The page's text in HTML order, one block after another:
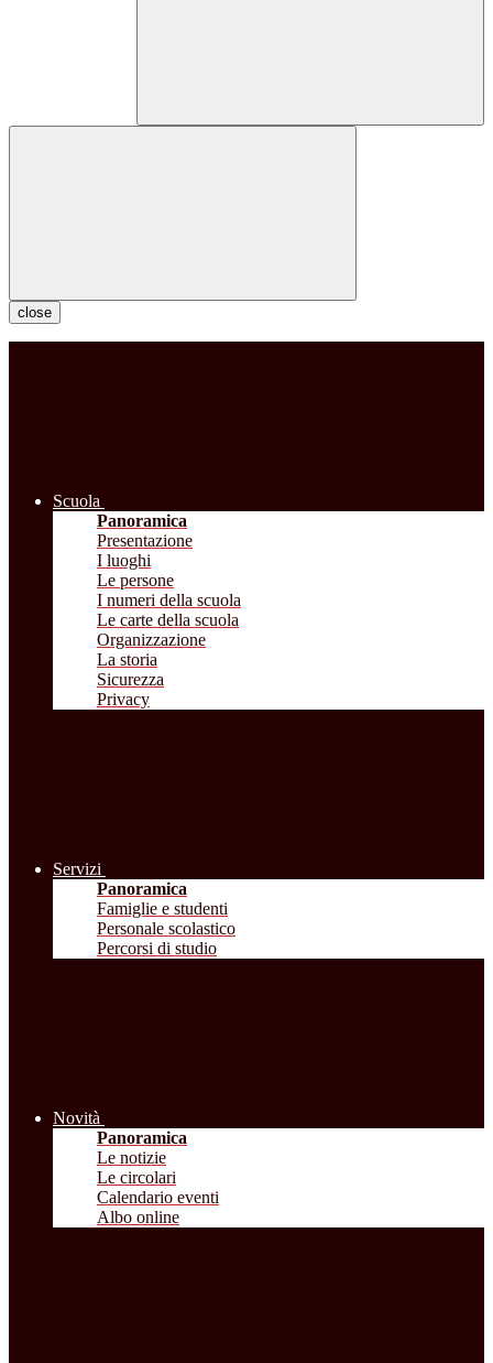
close
Scuola
Panoramica
Presentazione
I luoghi
Le persone
I numeri della scuola
Le carte della scuola
Organizzazione
La storia
Sicurezza
Privacy
Servizi
Panoramica
Famiglie e studenti
Personale scolastico
Percorsi di studio
Novità
Panoramica
Le notizie
Le circolari
Calendario eventi
Albo online